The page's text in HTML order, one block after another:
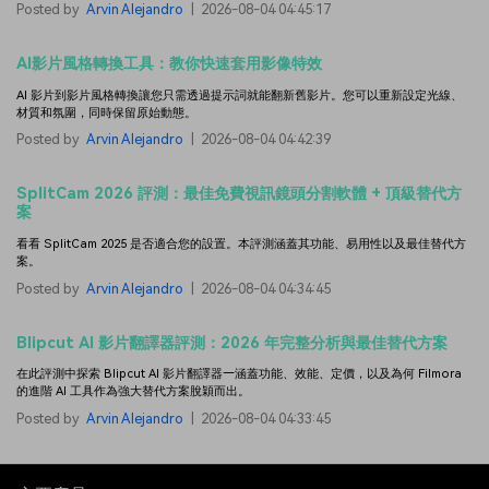
Posted by Arvin Alejandro 2026-08-04 04:45:17
AI影片風格轉換工具：教你快速套用影像特效
AI 影片到影片風格轉換讓您只需透過提示詞就能翻新舊影片。您可以重新設定光線、
材質和氛圍，同時保留原始動態。
Posted by Arvin Alejandro 2026-08-04 04:42:39
SplitCam 2026 評測：最佳免費視訊鏡頭分割軟體 + 頂級替代方
案
看看 SplitCam 2025 是否適合您的設置。本評測涵蓋其功能、易用性以及最佳替代方
案。
Posted by Arvin Alejandro 2026-08-04 04:34:45
Blipcut AI 影片翻譯器評測：2026 年完整分析與最佳替代方案
在此評測中探索 Blipcut AI 影片翻譯器—涵蓋功能、效能、定價，以及為何 Filmora
的進階 AI 工具作為強大替代方案脫穎而出。
Posted by Arvin Alejandro 2026-08-04 04:33:45